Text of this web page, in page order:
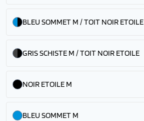
BLEU SOMMET M / TOIT NOIR ETOILE
GRIS SCHISTE M / TOIT NOIR ETOILE
NOIR ETOILE M
BLEU SOMMET M